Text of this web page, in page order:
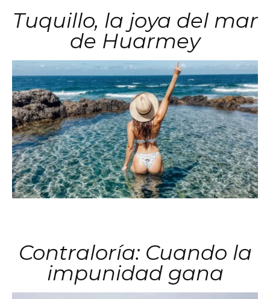
Tuquillo, la joya del mar
de Huarmey
Contraloría: Cuando la
impunidad gana